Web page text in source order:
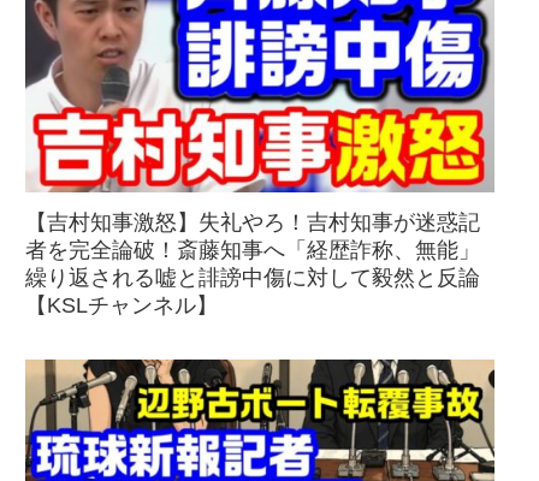
【吉村知事激怒】失礼やろ！吉村知事が迷惑記
者を完全論破！斎藤知事へ「経歴詐称、無能」
繰り返される嘘と誹謗中傷に対して毅然と反論
【KSLチャンネル】